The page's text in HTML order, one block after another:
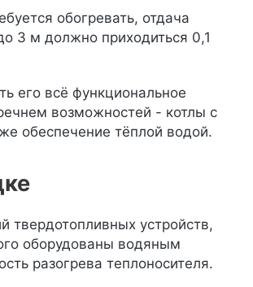
обогревать, отдача
3 м должно приходиться 0,1
его всё функциональное
возможностей - котлы с
обеспечение тёплой водой.
твердотопливных устройств,
оборудованы водяным
разогрева теплоносителя.